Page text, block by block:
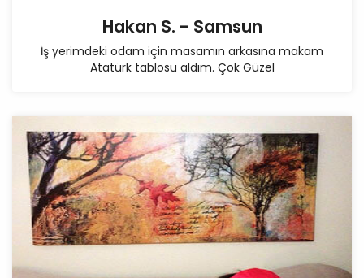
Hakan S. - Samsun
İş yerimdeki odam için masamın arkasına makam
Atatürk tablosu aldım. Çok Güzel